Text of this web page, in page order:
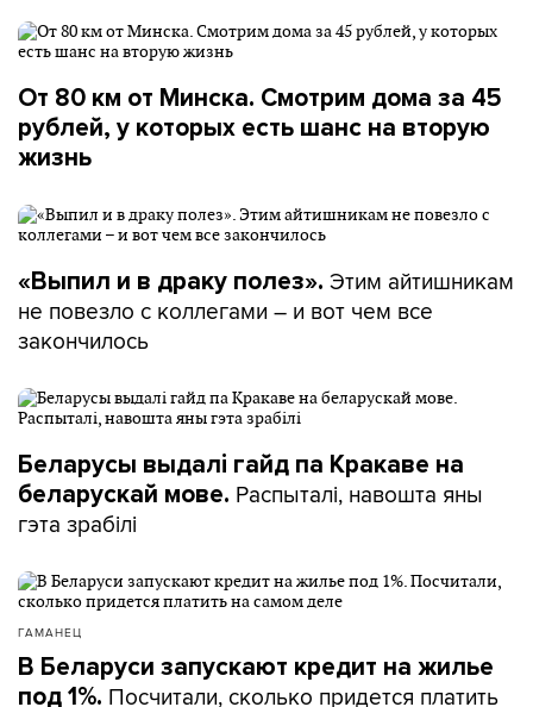
От 80 км от Минска. Смотрим дома за 45
рублей, у которых есть шанс на вторую
жизнь
«Выпил и в драку полез». Этим айтишникам
не повезло с коллегами – и вот чем все
закончилось
Беларусы выдалі гайд па Кракаве на
беларускай мове. Распыталі, навошта яны
гэта зрабілі
ГАМАНЕЦ
В Беларуси запускают кредит на жилье
под 1%. Посчитали, сколько придется платить